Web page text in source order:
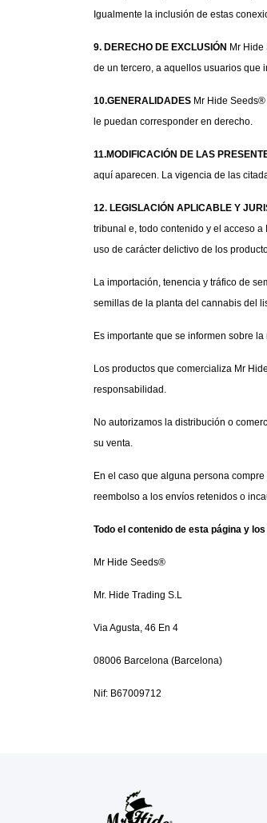
Igualmente la inclusión de estas
9. DERECHO DE EXCLUSIÓN Mr Hide
de un tercero, a aquellos usuarios que
10.GENERALIDADES Mr Hide
le puedan corresponder en derecho.
11.MODIFICACIÓN DE LAS
aquí aparecen. La vigencia de las
12. LEGISLACIÓN APLICABLE Y
tribunal e, todo contenido y el acceso
uso de carácter delictivo de los
La importación, tenencia y tráfico de
semillas de la planta del cannabis del
Es importante que se informen sobre
Los productos que comercializa Mr
responsabilidad.
No autorizamos la distribución o
su venta.
En el caso que alguna persona
reembolso a los envíos retenidos o
Todo el contenido de esta página y
Mr Hide Seeds®
Mr. Hide Trading S.L
Via Agusta, 46 En 4
08006 Barcelona (Barcelona)
Nif: B67009712